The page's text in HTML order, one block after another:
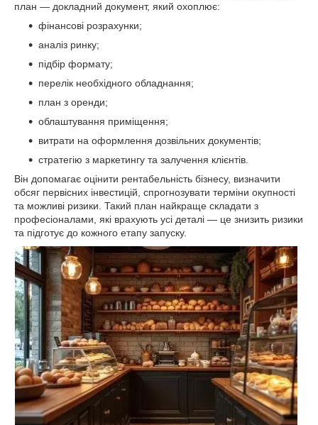
план — докладний документ, який охоплює:
фінансові розрахунки;
аналіз ринку;
підбір формату;
перелік необхідного обладнання;
план з оренди;
облаштування приміщення;
витрати на оформлення дозвільних документів;
стратегію з маркетингу та залучення клієнтів.
Він допомагає оцінити рентабельність бізнесу, визначити
обсяг первісних інвестицій, спрогнозувати терміни окупності
та можливі ризики. Такий план найкраще складати з
професіоналами, які врахують усі деталі — це знизить ризики
та підготує до кожного етапу запуску.